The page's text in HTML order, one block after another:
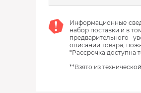
Информационные
набор поставки и в
предварительного
описании товара,
*Рассрочка доступна
**Взято из